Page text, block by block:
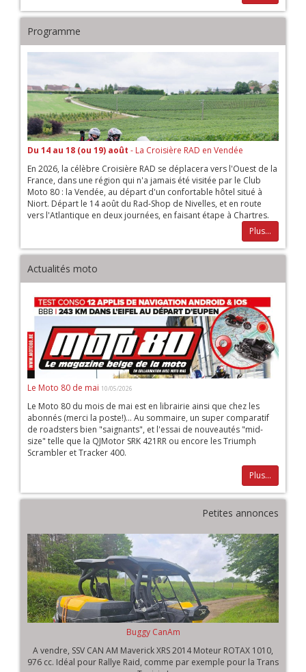
Programme
Du 14 au 18 (ou 19) août - La Croisière RAD en Vendée
En 2026, la célèbre Croisière RAD se déplacera vers l'Ouest de la
France, dans une région qui n'a jamais été visitée par le Club
Moto 80 : la Vendée, au départ d'un confortable hôtel situé à
Niort. Départ le 14 août du Rad-Shop de Nivelles, et en route
vers l'Atlantique en deux journées, en faisant étape à Chartres.
Plus...
Actualités moto
Le Moto 80 de mai 10/05/2026
Le Moto 80 du mois de mai est en librairie ainsi que chez les
abonnés (merci la poste!)... Au sommaire, un super comparatif
de roadsters bien "saignants", et l'essai de nouveautés "mid-
size" telle que la QJMotor SRK 421RR ou encore les Triumph
Scrambler et Tracker 400.
Plus...
Petites annonces
Buggy CanAm
A vendre, SSV CAN AM Maverick XRS 2014 Moteur ROTAX 1010,
976 cc. Idéal pour Rallye Raid, comme par exemple pour la Trans